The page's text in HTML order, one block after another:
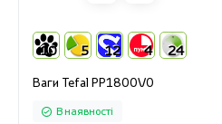
10 5 12 4 24
Ваги Tefal PP1800V0
В наявності